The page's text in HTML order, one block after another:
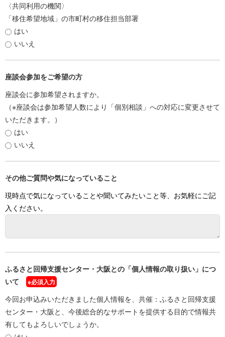
〈共同利用の機関〉
「移住希望地域」の市町村の移住担当部署
はい
いいえ
座談会参加をご希望の方
座談会に参加希望されますか。
（※座談会は参加希望人数により「個別相談」への対応に変更させて
いただきます。）
はい
いいえ
その他ご質問や気になっていること
現時点で気になっていることや聞いてみたいこと等、お気軽にご記
入ください。
ふるさと回帰支援センター・大阪との「個人情報の取り扱い」につ
いて
※必須入力
今回お申込みいただきました個人情報を、共催：ふるさと回帰支援
センター・大阪と、今後総合的なサポートを提供する目的で情報共
有してもよろしいでしょうか。